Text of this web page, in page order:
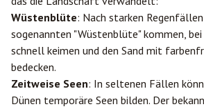
Wüstenblüte: Nach starken
sogenannten "Wüstenblüte" kommen, bei
schnell keimen und den Sand mit
bedecken.
Zeitweise Seen: In seltenen Fällen
Dünen temporäre Seen bilden. Der